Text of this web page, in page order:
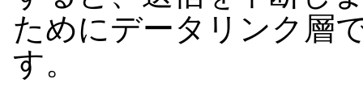
ためにデータリンク層
す。